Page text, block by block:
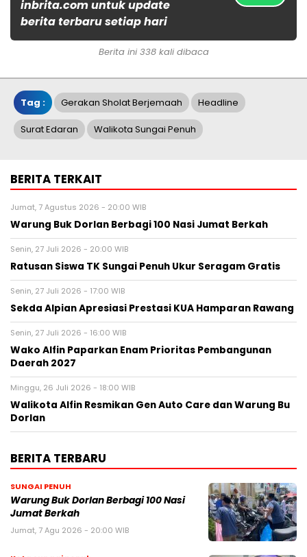
inbrita.com untuk update
berita terbaru setiap hari
Berita ini 338 kali dibaca
Tag : Gerakan Sholat Berjemaah Headline
Surat Edaran Walikota Sungai Penuh
BERITA TERKAIT
Jumat, 7 Agustus 2026 - 20:00 WIB
Warung Buk Dorlan Berbagi 100 Nasi Jumat Berkah
Senin, 27 Juli 2026 - 20:00 WIB
Ratusan Siswa TK Sungai Penuh Ukur Seragam Gratis
Senin, 27 Juli 2026 - 17:00 WIB
Sekda Alpian Apresiasi Prestasi KUA Hamparan Rawang
Senin, 27 Juli 2026 - 16:00 WIB
Wako Alfin Paparkan Enam Prioritas Pembangunan
Daerah 2027
Minggu, 26 Juli 2026 - 18:00 WIB
Walikota Alfin Resmikan Gen Auto Care dan Warung Bu
Dorlan
BERITA TERBARU
SUNGAI PENUH
Warung Buk Dorlan Berbagi 100 Nasi
Jumat Berkah
Jumat, 7 Agu 2026 - 20:00 WIB